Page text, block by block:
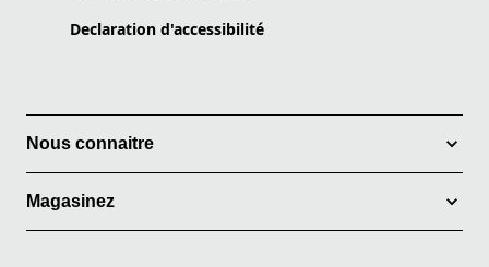
Declaration d'accessibilité
Nous connaitre
Magasinez